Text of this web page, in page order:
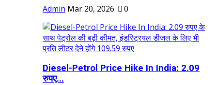
Admin Mar 20, 2026 0
Diesel-Petrol Price Hike In India: 2.09
रुपए...